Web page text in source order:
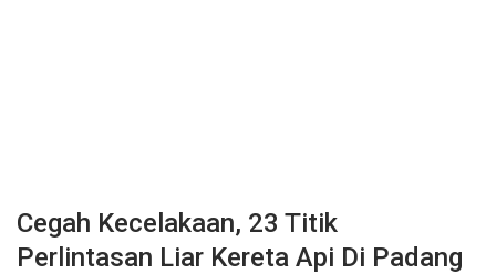
Cegah Kecelakaan, 23 Titik
Perlintasan Liar Kereta Api Di Padang